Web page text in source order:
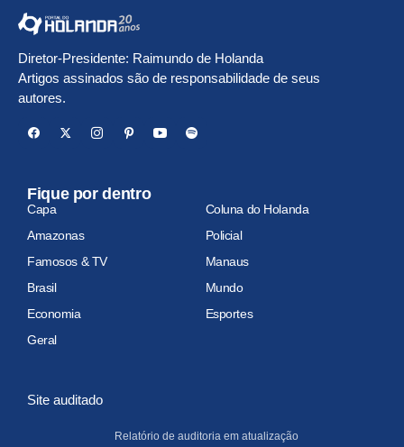
Diretor-Presidente: Raimundo de Holanda
Artigos assinados são de responsabilidade de seus
autores.
Fique por dentro
Capa
Coluna do Holanda
Amazonas
Policial
Famosos & TV
Manaus
Brasil
Mundo
Economia
Esportes
Geral
Site auditado
Relatório de auditoria em atualização